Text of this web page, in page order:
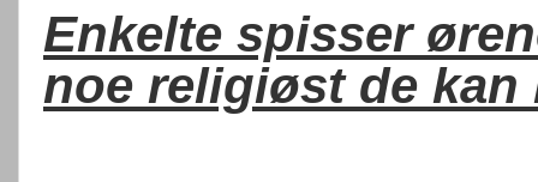
Enkelte spisser
noe religiøst de kan